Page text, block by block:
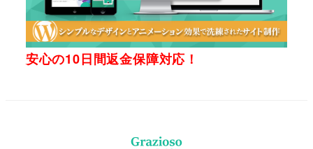
安心の10日間返金保障対応！